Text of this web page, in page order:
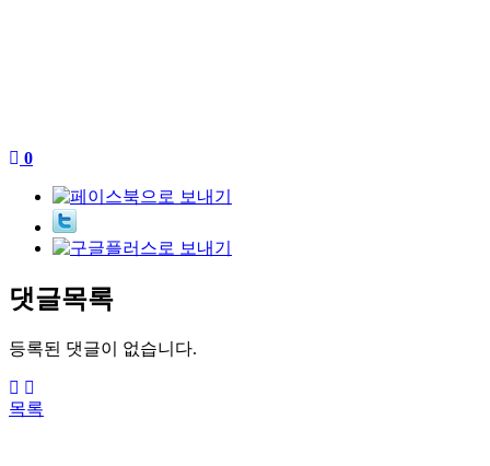
0
댓글목록
등록된 댓글이 없습니다.
목록